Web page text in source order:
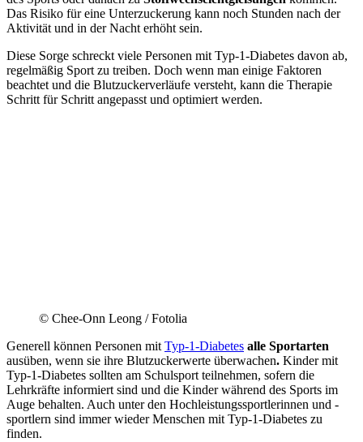
Das Risiko für eine Unterzuckerung kann noch Stunden nach der
Aktivität und in der Nacht erhöht sein.
Diese Sorge schreckt viele Personen mit Typ-1-Diabetes davon ab,
regelmäßig Sport zu treiben. Doch wenn man einige Faktoren
beachtet und die Blutzuckerverläufe versteht, kann die Therapie
Schritt für Schritt angepasst und optimiert werden.
© Chee-Onn Leong / Fotolia
Generell können Personen mit Typ-1-Diabetes alle Sportarten
ausüben, wenn sie ihre Blutzuckerwerte überwachen. Kinder mit
Typ-1-Diabetes sollten am Schulsport teilnehmen, sofern die
Lehrkräfte informiert sind und die Kinder während des Sports im
Auge behalten. Auch unter den Hochleistungssportlerinnen und -
sportlern sind immer wieder Menschen mit Typ-1-Diabetes zu
finden.